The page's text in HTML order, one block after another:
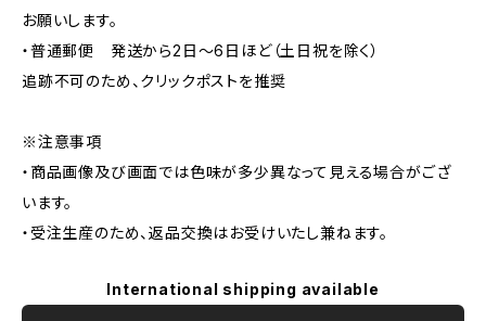
お願いします。
・普通郵便 発送から2日〜6日ほど（土日祝を除く）
追跡不可のため、クリックポストを推奨
※注意事項
・商品画像及び画面では色味が多少異なって見える場合がござ
います。
・受注生産のため、返品交換はお受けいたし兼ねます。
International shipping available